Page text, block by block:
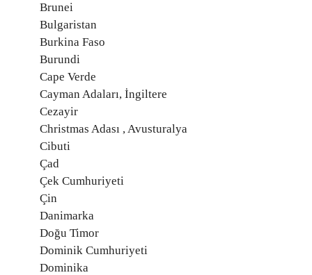
Brunei
Bulgaristan
Burkina Faso
Burundi
Cape Verde
Cayman Adaları, İngiltere
Cezayir
Christmas Adası , Avusturalya
Cibuti
Çad
Çek Cumhuriyeti
Çin
Danimarka
Doğu Timor
Dominik Cumhuriyeti
Dominika